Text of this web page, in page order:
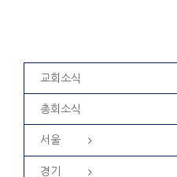
교회소식
총회소식
서울
경기